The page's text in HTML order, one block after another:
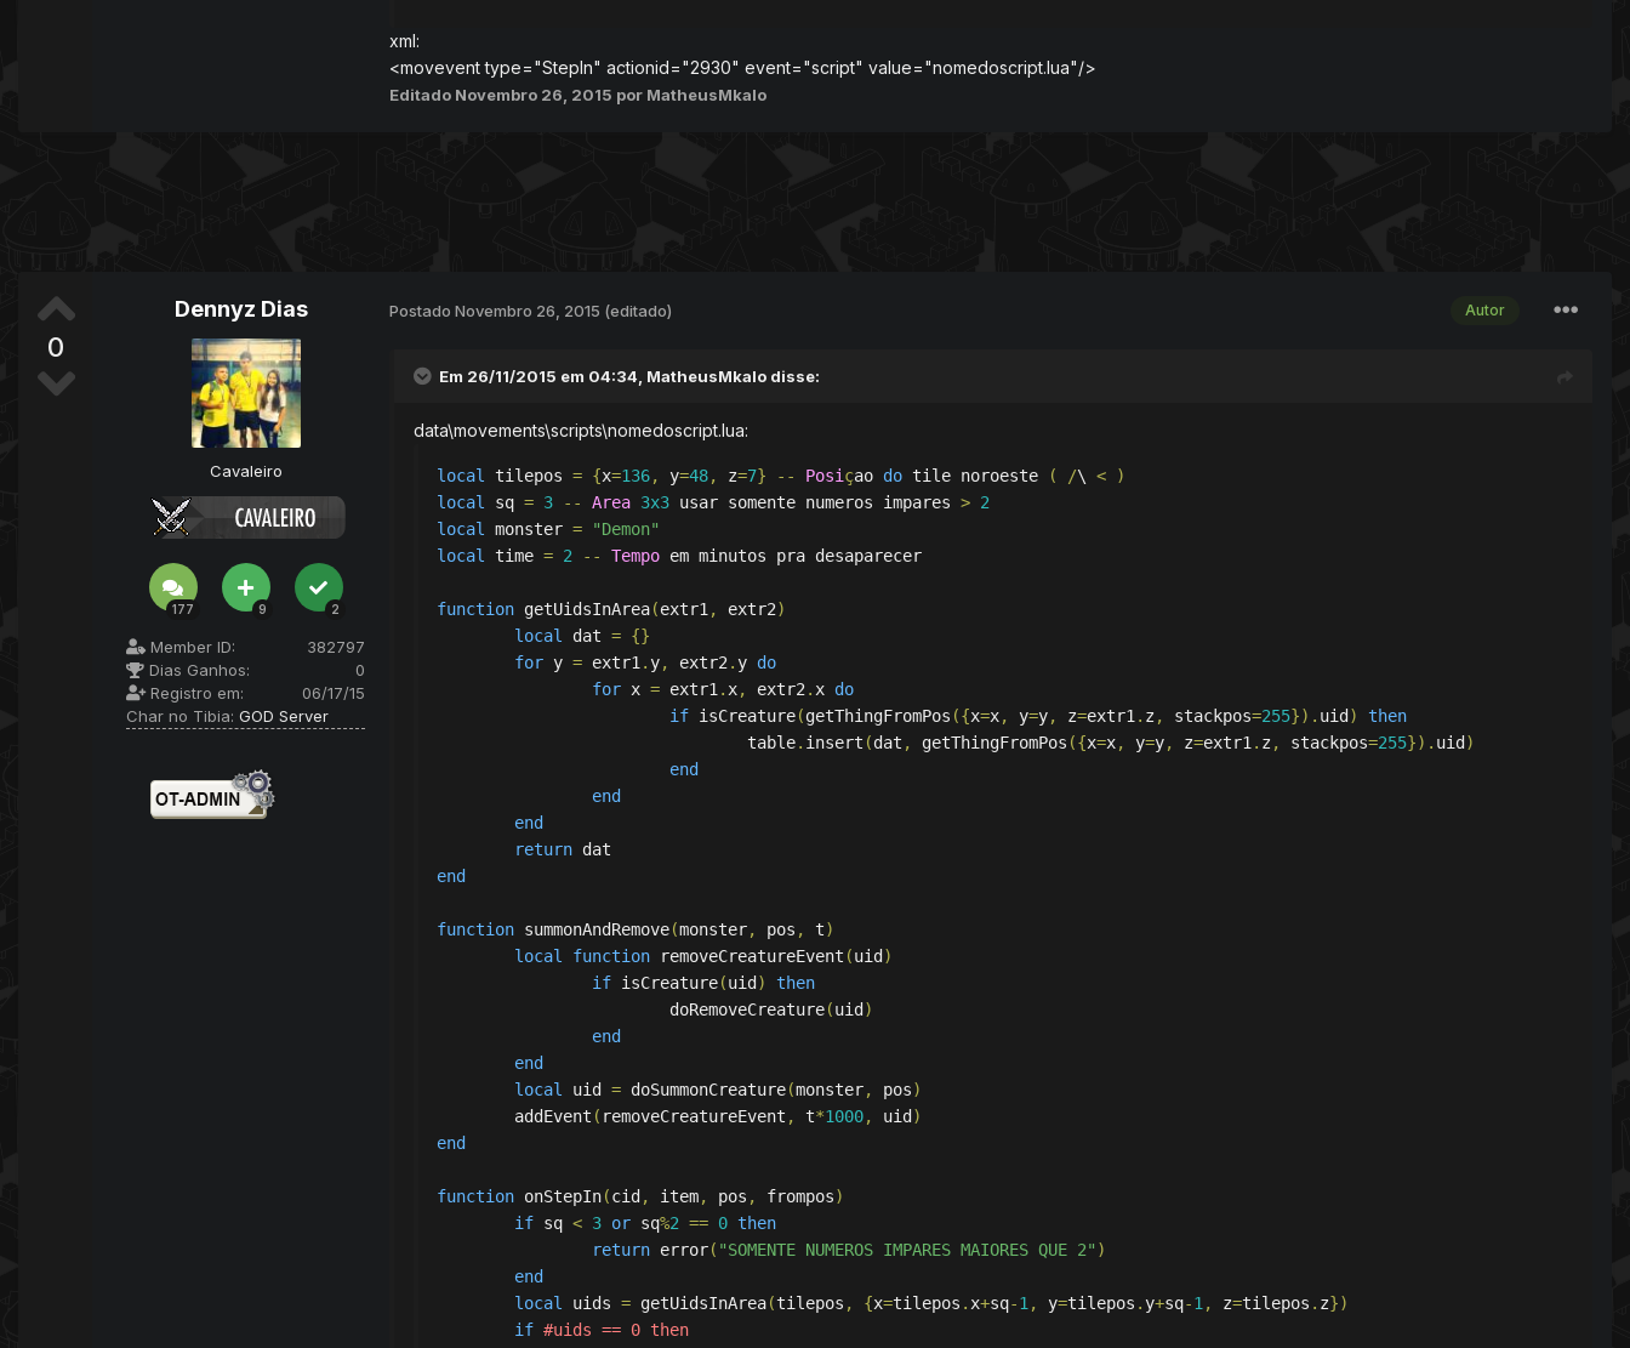
xml:
<movevent type="StepIn" actionid="2930" event="script" value="nomedoscript.lua"/>
Editado Novembro 26, 2015 por MatheusMkalo
0
Dennyz Dias
Cavaleiro
177 9 2
Member ID:
382797
Dias Ganhos:
0
Registro em:
06/17/15
Char no Tibia: GOD Server
Autor
Postado Novembro 26, 2015 (editado)
Em 26/11/2015 em 04:34, MatheusMkalo disse:
data\movements\scripts\nomedoscript.lua:
local tilepos = {x=136, y=48, z=7} -- Posiçao do tile noroeste ( /\ <
)
local sq = 3 -- Area 3x3 usar somente numeros impares > 2
local monster =
"Demon"
local time = 2 -- Tempo em minutos pra desaparecer
function getUidsInArea(extr1, extr2)
local dat = {}
for y = extr1. y, extr2. y do
for x = extr1.x, extr2.x do
if isCreature(getThingFromPos ({x=x, y=y, z=extr1. z, stackpos=255}). uid )
then
				table
. insert (dat , getThingFromPos ({x=x, y=y, z=extr1. z, stackpos=255}). uid )
end
end
end
return
end
function summonAndRemove(monster, pos , t)
local
function removeCreatureEvent (uid )
if isCreature(uid )
then
			doRemoveCreature
(uid )
end
end
local uid = doSummonCreature(monster, pos)
	addEvent
( removeCreatureEvent , t*1000, uid )
end
function onStepIn(cid , item, pos , frompos)
if sq < 3 or sq%2 == 0 then
return error( "SOMENTE NUMEROS IMPARES MAIORES QUE 2" )
end
local uids = getUidsInArea(tilepos , {x=tilepos .x+sq-1, y=tilepos . y+sq-1, z=tilepos . z})
if #uids == 0 then